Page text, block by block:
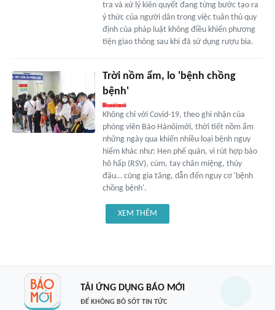
tra và xử lý kiên quyết đang từng bước tạo ra
ý thức của người dân trong việc tuân thủ quy
định của pháp luật không điều khiển phương
tiện giao thông sau khi đã sử dụng rượu bia.
Trời nồm ẩm, lo 'bệnh chồng
bệnh'
Không chỉ với Covid-19, theo ghi nhận của
phóng viên Báo Hànôịmới, thời tiết nồm ẩm
những ngày qua khiến nhiều loại bệnh nguy
hiểm khác như: Hen phế quản, vi rút hợp bào
hô hấp (RSV), cúm, tay chân miệng, thủy
đậu… cũng gia tăng, dẫn đến nguy cơ 'bệnh
chồng bệnh'.
XEM THÊM
TẢI ỨNG DỤNG BÁO MỚI
ĐỂ KHÔNG BỎ SÓT TIN TỨC